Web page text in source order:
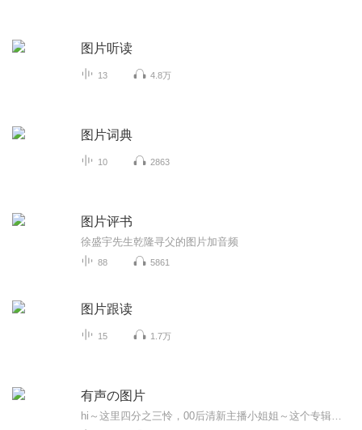
图片听读
13 4.8万
图片词典
10 2863
图片评书
徐盛宇先生乾隆寻父的图片加音频
88 5861
图片跟读
15 1.7万
有声の图片